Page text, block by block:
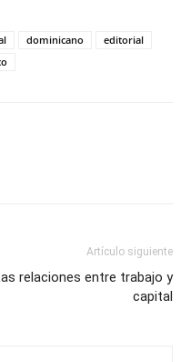
dominicano
editorial
Artículo siguiente
relaciones entre trabajo y
capital